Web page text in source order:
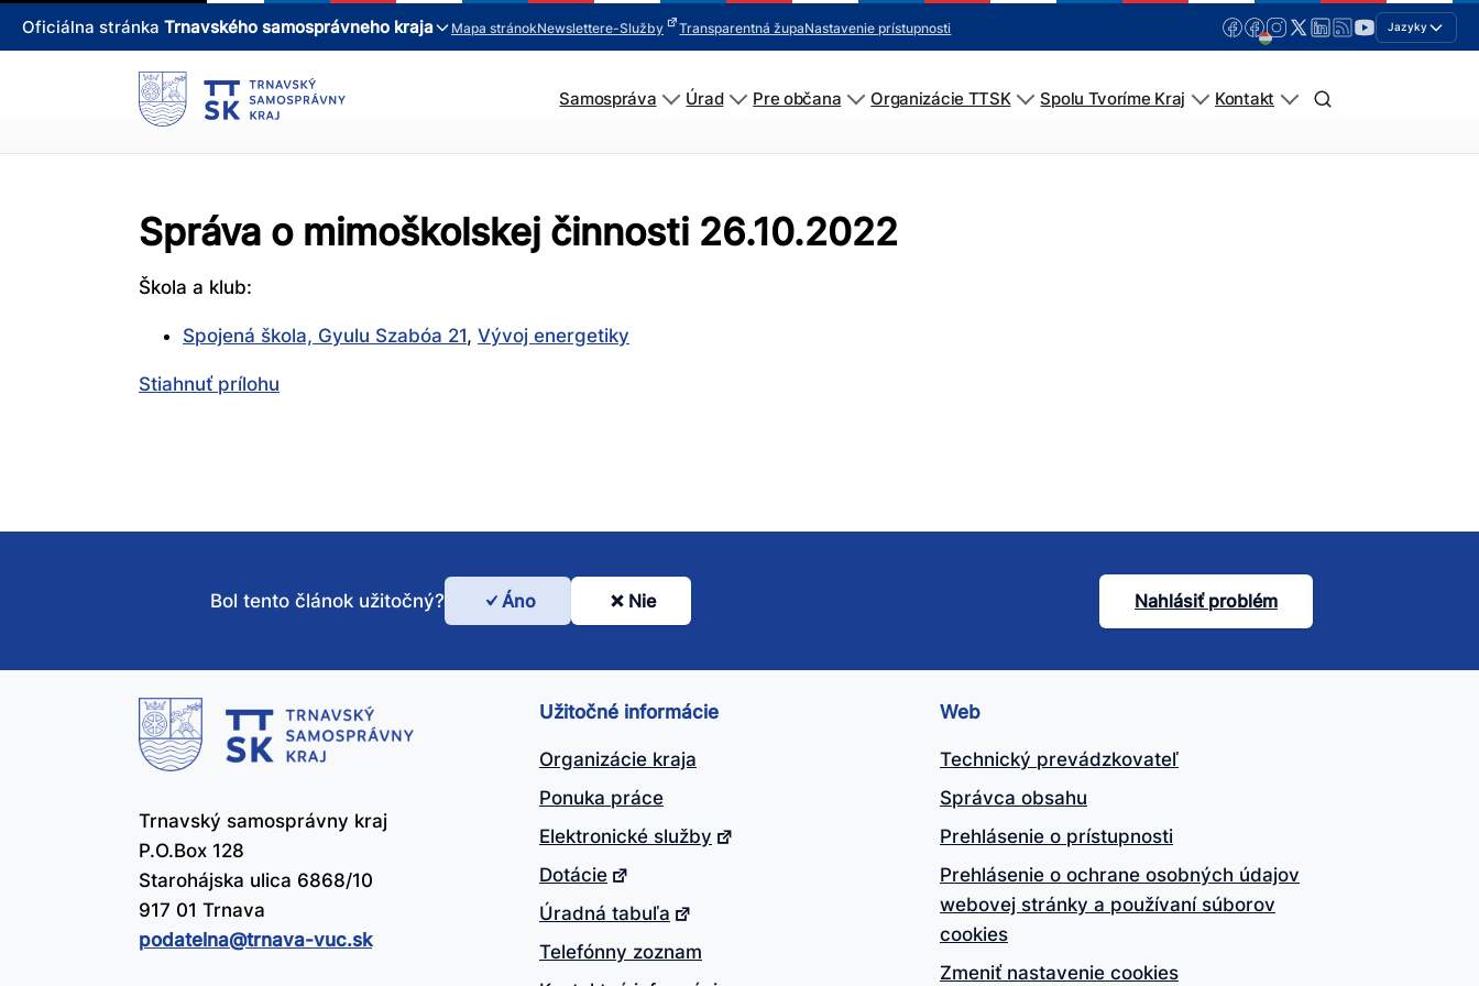
Oficiálna stránka Trnavského samosprávneho kraja Mapa stránokNewslettere-Služby Transparentná župaNastavenie prístupnosti Jazyky
Samospráva Úrad Pre občana Organizácie TTSK Spolu Tvoríme Kraj Kontakt
Správa o mimoškolskej činnosti 26.10.2022
Škola a klub:
Spojená škola, Gyulu Szabóa 21, Vývoj energetiky
Stiahnuť prílohu
Bol
tento
článok
užitočný?
Bol tento článok užitočný? Áno Nie Nahlásiť problém
Trnavský samosprávny kraj
P.O.Box 128
Starohájska ulica 6868/10
917 01 Trnava
podatelna@​trnava-vuc.sk
Užitočné informácie
Organizácie kraja
Ponuka práce
Elektronické služby
Dotácie
Úradná tabuľa
Telefónny zoznam
Web
Technický prevádzkovateľ
Správca obsahu
Prehlásenie o prístupnosti
Prehlásenie o ochrane osobných údajov
webovej stránky a používaní súborov
cookies
Zmeniť nastavenie cookies